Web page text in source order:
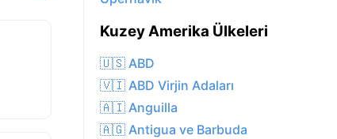
Kuzey Amerika Ülkeleri
🇺🇸 ABD
🇻🇮 ABD Virjin Adaları
🇦🇮 Anguilla
🇦🇬 Antigua ve Barbuda